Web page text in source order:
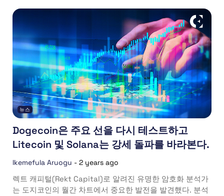
뉴스
Dogecoin은 주요 선을 다시 테스트하고
Litecoin 및 Solana는 강세 돌파를 바라본다.
Ikemefula Aruogu - 2 years ago
렉트 캐피털(Rekt Capital)로 알려진 유명한 암호화 분석가
는 도지코인의 월간 차트에서 중요한 발전을 발견했다. 분석